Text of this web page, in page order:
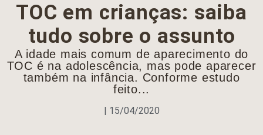
TOC em crianças: saiba
tudo sobre o assunto
A idade mais comum de aparecimento do
TOC é na adolescência, mas pode aparecer
também na infância. Conforme estudo
feito...
| 15/04/2020